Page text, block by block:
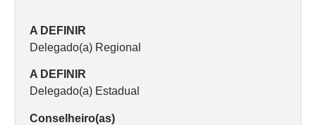
A DEFINIR
Delegado(a) Regional
A DEFINIR
Delegado(a) Estadual
Conselheiro(as)